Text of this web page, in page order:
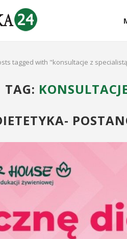
tagged with "konsultacje z
TAG: